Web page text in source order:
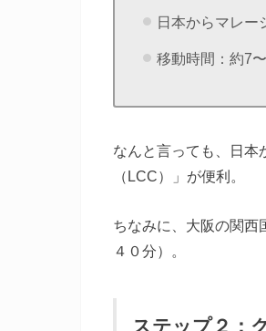
日本からマレー
移動時間：約7
なんと言っても、日本
（LCC）」が便利。
ちなみに、大阪の関西
４０分）。